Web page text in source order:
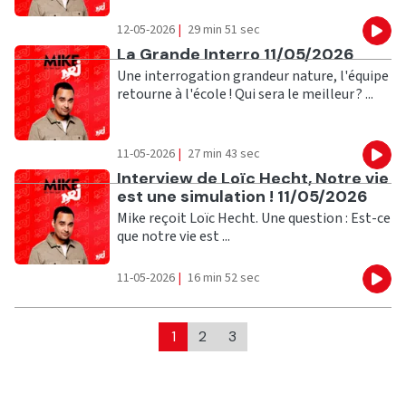
12-05-2026 | 29 min 51 sec
Ecouter
La Grande Interro 11/05/2026
Une interrogation grandeur nature, l'équipe
retourne à l'école ! Qui sera le meilleur ? ...
11-05-2026 | 27 min 43 sec
Ecouter
Interview de Loïc Hecht, Notre vie
est une simulation ! 11/05/2026
Mike reçoit Loïc Hecht. Une question : Est-ce
que notre vie est ...
11-05-2026 | 16 min 52 sec
1 2 3